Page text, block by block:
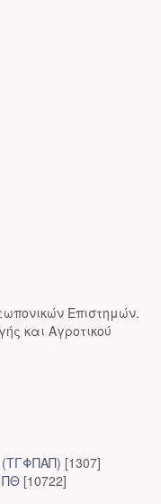
Επιστημών.
και Αγροτικού
(ΤΓΦΠΑΠ) [1307]
ΠΘ [10722]